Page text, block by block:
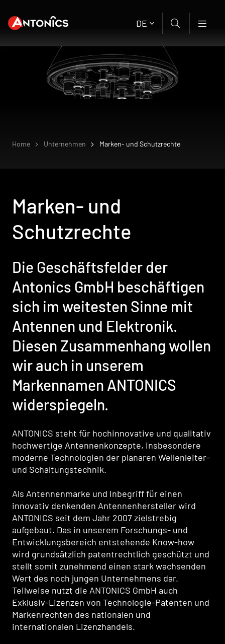
DE
Home Unternehmen Marken- und Schutzrechte
Marken- und
Schutzrechte
Die Geschäftsfelder der
Antonics GmbH beschäftigen
sich im weitesten Sinne mit
Antennen und Elektronik.
Diesen Zusammenhang wollen
wir auch in unserem
Markennamen ANTONICS
widerspiegeln.
ANTONICS steht für hochinnovative und qualitativ
hochwertige Antennenkonzepte, insbesondere
moderne Technologien der planaren Wellenleiter-
und Schaltungstechnik.
Als Antennenmarke und Inbegriff für einen
innovativ denkenden Antennenhersteller wird
ANTONICS seit dem Jahr 2007 zielstrebig
aufgebaut. Das in unserem Forschungs- und
Entwicklungsbereich entstehende Know-how
wird grundsätzlich patentrechtlich geschützt und
stellt somit zunehmend einen stark wachsenden
Wert des noch jungen Unternehmens dar.
Teilweise nutzt die ANTONICS GmbH auch
Exklusiv-Lizenzen von Technologie-Patenten und
Markenrechten des nationalen und
internationalen Lizenzhandels.